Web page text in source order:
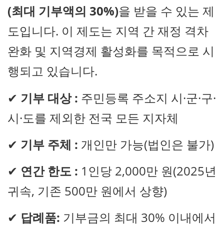
(최대 기부액의 30%)을 받을 수 있는 제
도입니다. 이 제도는 지역 간 재정 격차
완화 및 지역경제 활성화를 목적으로 시
행되고 있습니다.
✔ 기부 대상 : 주민등록 주소지 시·군·구·
시·도를 제외한 전국 모든 지자체
✔ 기부 주체 : 개인만 가능(법인은 불가)
✔ 연간 한도 : 1인당 2,000만 원(2025년
귀속, 기존 500만 원에서 상향)
✔ 답례품: 기부금의 최대 30% 이내에서